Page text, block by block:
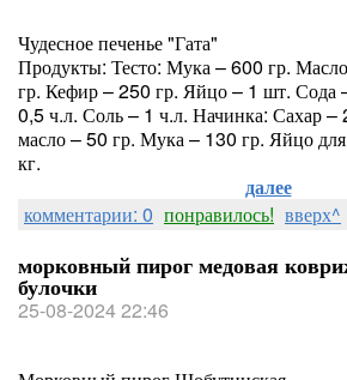
Чудесное печенье "Гата"
Продукты: Тесто: Мука – 600 гр.
гр. Кефир – 250 гр. Яйцо – 1 шт. Сода
0,5 ч.л. Соль – 1 ч.л. Начинка: Сахар –
масло – 50 гр. Мука – 130 гр. Яйцо
кг.
далее
комментарии: 0 понравилось! вверх^
морковный пирог медовая
булочки
25-08-2024 22:46